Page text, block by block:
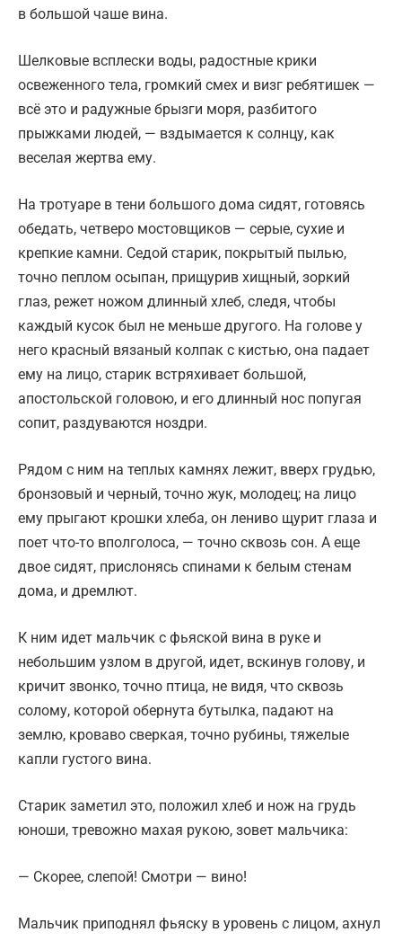
в большой чаше вина.
Шелковые всплески воды, радостные крики
освеженного тела, громкий смех и визг ребятишек —
всё это и радужные брызги моря, разбитого
прыжками людей, — вздымается к солнцу, как
веселая жертва ему.
На тротуаре в тени большого дома сидят, готовясь
обедать, четверо мостовщиков — серые, сухие и
крепкие камни. Седой старик, покрытый пылью,
точно пеплом осыпан, прищурив хищный, зоркий
глаз, режет ножом длинный хлеб, следя, чтобы
каждый кусок был не меньше другого. На голове у
него красный вязаный колпак с кистью, она падает
ему на лицо, старик встряхивает большой,
апостольской головою, и его длинный нос попугая
сопит, раздуваются ноздри.
Рядом с ним на теплых камнях лежит, вверх грудью,
бронзовый и черный, точно жук, молодец; на лицо
ему прыгают крошки хлеба, он лениво щурит глаза и
поет что-то вполголоса, — точно сквозь сон. А еще
двое сидят, прислонясь спинами к белым стенам
дома, и дремлют.
К ним идет мальчик с фьяской вина в руке и
небольшим узлом в другой, идет, вскинув голову, и
кричит звонко, точно птица, не видя, что сквозь
солому, которой обернута бутылка, падают на
землю, кроваво сверкая, точно рубины, тяжелые
капли густого вина.
Старик заметил это, положил хлеб и нож на грудь
юноши, тревожно махая рукою, зовет мальчика:
— Скорее, слепой! Смотри — вино!
Мальчик приподнял фьяску в уровень с лицом, ахнул